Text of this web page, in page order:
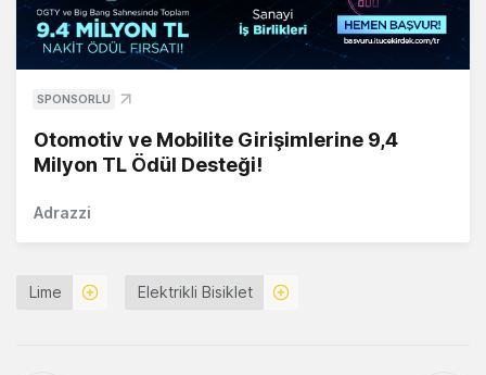
SPONSORLU
Otomotiv ve Mobilite Girişimlerine 9,4
Milyon TL Ödül Desteği!
Adrazzi
Lime Elektrikli Bisiklet